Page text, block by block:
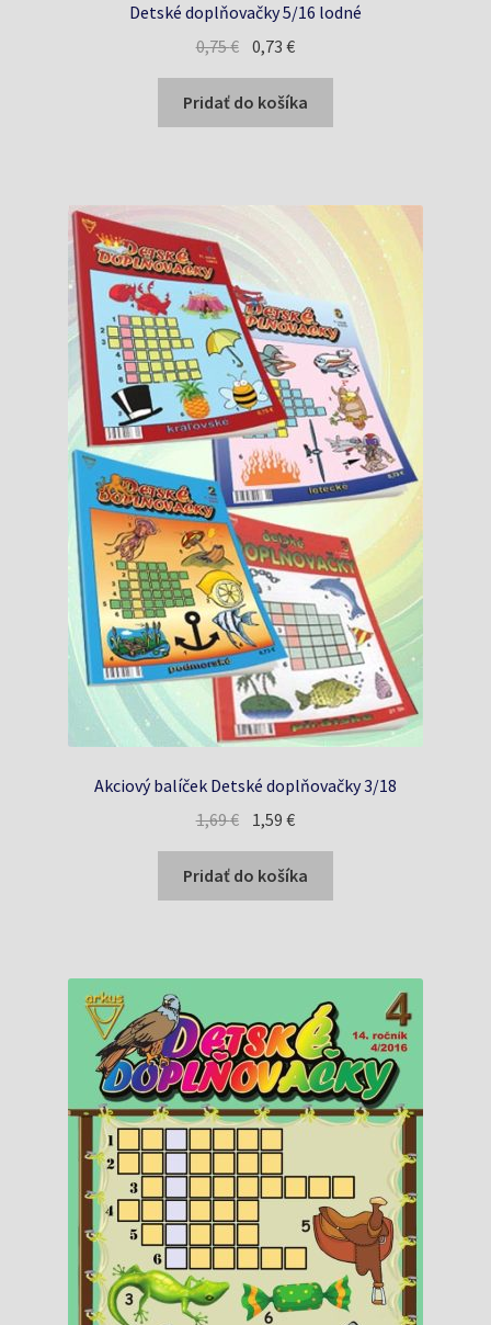
Detské doplňovačky 5/16 lodné
0,75€ Pôvodná
cena
bola:
0,75 €.
0,73€Aktuálna
cena
je:
0,73 €.
Pridať do košíka
Akciový balíček Detské doplňovačky 3/18
1,69€ Pôvodná
bola:
1,69 €.
1,59€Aktuálna
je:
1,59 €.
Pridať do košíka